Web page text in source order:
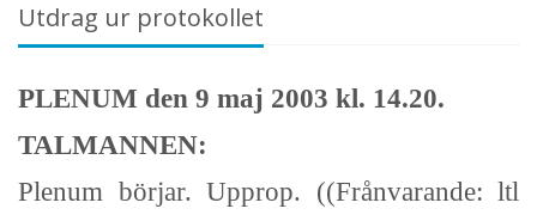
Utdrag ur protokollet
PLENUM den 9 maj 2003 kl. 14.20.
TALMANNEN:
Plenum börjar. Upprop. ((Frånvarande: ltl